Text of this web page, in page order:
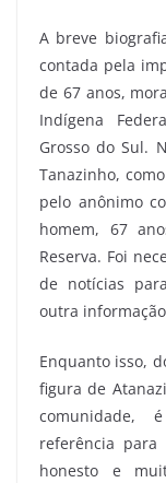
A breve
contada pela
de 67 anos,
Indígena
Grosso do Sul.
Tanazinho,
pelo anônimo
homem, 67
Reserva. Foi
de notícias
outra
Enquanto isso,
figura de
comunidade,
referência
honesto e